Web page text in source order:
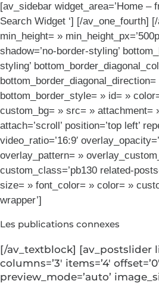
[av_sidebar widget_area=’Home –
Search Widget ‘] [/av_one_fourth]
min_height= »
shadow=’no-border-styling’
styling’
bottom_border_diagonal_direction=
bottom_border_style= » id= »
custom_bg= » src= » attachment=
attach=’scroll’ position=’top left’
video_ratio=’16:9′
overlay_pattern= »
custom_class=’pb130 related-
size= » font_color= » color= »
wrapper’]
Les publications connexes
[/av_textblock] [av_postslider
columns=’3′ items=’4′
preview_mode=’auto’